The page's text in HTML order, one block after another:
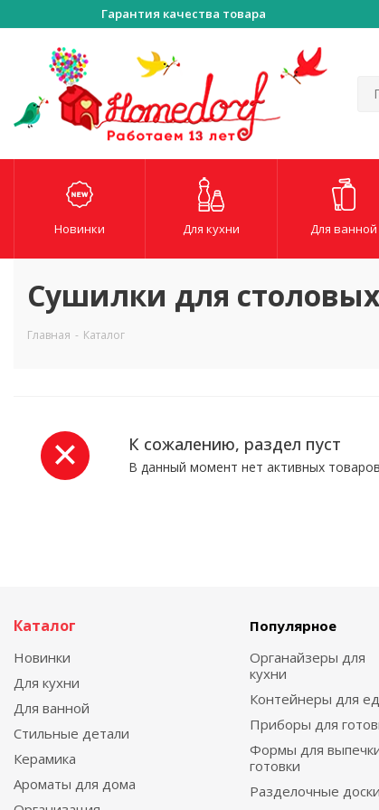
Гарантия качества товара
Новинки Для кухни Для ванной
Сушилки для
Главная - Каталог
К сожалению, раздел пуст
В данный момент нет активных товаров
Каталог
Новинки
Для кухни
Для ванной
Стильные детали
Керамика
Ароматы для дома
Популярное
Органайзеры для
кухни
Контейнеры для
Приборы для
Формы для
готовки
Разделочные доски